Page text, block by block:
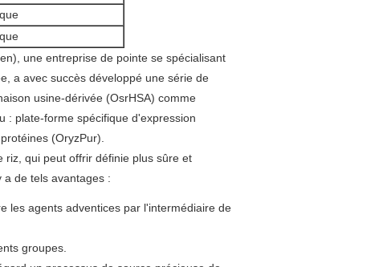
une entreprise de pointe se spécialisant
a avec succès développé une série de
usine-dérivée (OsrHSA) comme
: plate-forme spécifique d'expression
(OryzPur).
riz, qui peut offrir définie plus sûre et
de tels avantages :
les agents adventices par l'intermédiaire de
groupes.